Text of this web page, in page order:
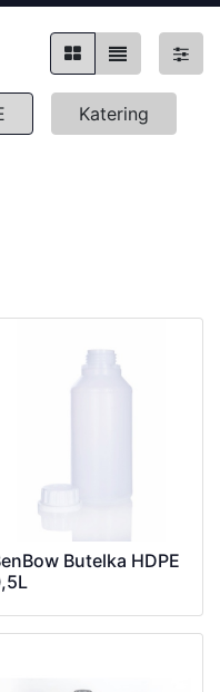
Katering
Butelka HDPE